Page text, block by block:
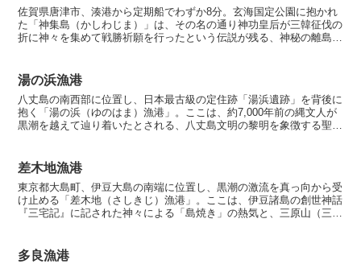
佐賀県唐津市、湊港から定期船でわずか8分。玄海国定公園に抱かれ
た「神集島（かしわじま）」は、その名の通り神功皇后が三韓征伐の
折に神々を集めて戦勝祈願を行ったという伝説が残る、神秘の離島で
湯の浜漁港
八丈島の南西部に位置し、日本最古級の定住跡「湯浜遺跡」を背後に
抱く「湯の浜（ゆのはま）漁港」。ここは、約7,000年前の縄文人が
黒潮を越えて辿り着いたとされる、八丈島文明の黎明を象徴する聖地
差木地漁港
東京都大島町、伊豆大島の南端に位置し、黒潮の激流を真っ向から受
け止める「差木地（さしきじ）漁港」。ここは、伊豆諸島の創世神話
『三宅記』に記された神々による「島焼き」の熱気と、三原山（三原
多良漁港